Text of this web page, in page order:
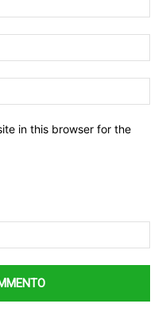
in this browser for the